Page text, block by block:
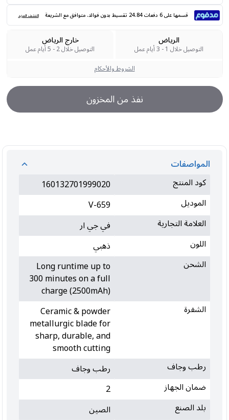
قسمها على 6 دفعات 24.84 تقسيط بدون فوائد. متوافق مع الشريعة اكتشف المزيد
الرياض
التوصيل خلال 1 - 3 أيام عمل
خارج الرياض
التوصيل خلال 2 - 5 أيام عمل
الشروط والأحكام
نفذ من المخزون
المواصفات
كود المنتج
160132701999020
الموديل
V-659
العلامة التجارية
في جي ار
اللون
ذهبي
الشحن
Long runtime up to
300 minutes on a full
charge (2500mAh)
الشفرة
Ceramic & powder
metallurgic blade for
sharp, durable, and
smooth cutting
رطب وجاف
رطب وجاف
ضمان الجهاز
2
بلد الصنع
الصين